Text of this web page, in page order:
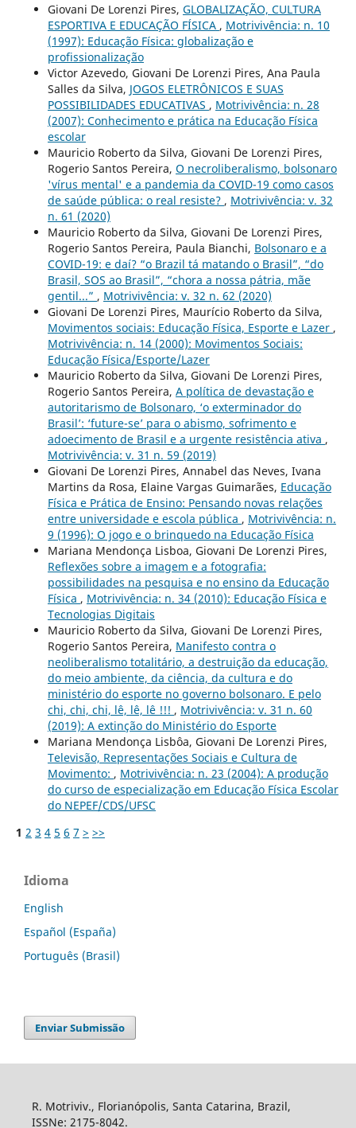
Giovani De Lorenzi Pires, GLOBALIZAÇÃO, CULTURA
ESPORTIVA E EDUCAÇÃO FÍSICA , Motrivivência: n. 10
(1997): Educação Física: globalização e
profissionalização
Victor Azevedo, Giovani De Lorenzi Pires, Ana Paula
Salles da Silva, JOGOS ELETRÔNICOS E SUAS
POSSIBILIDADES EDUCATIVAS , Motrivivência: n. 28
(2007): Conhecimento e prática na Educação Física
escolar
Mauricio Roberto da Silva, Giovani De Lorenzi Pires,
Rogerio Santos Pereira, O necroliberalismo, bolsonaro
'vírus mental' e a pandemia da COVID-19 como casos
de saúde pública: o real resiste? , Motrivivência: v. 32
n. 61 (2020)
Mauricio Roberto da Silva, Giovani De Lorenzi Pires,
Rogerio Santos Pereira, Paula Bianchi, Bolsonaro e a
COVID-19: e daí? “o Brazil tá matando o Brasil”, “do
Brasil, SOS ao Brasil”, “chora a nossa pátria, mãe
gentil...” , Motrivivência: v. 32 n. 62 (2020)
Giovani De Lorenzi Pires, Maurício Roberto da Silva,
Movimentos sociais: Educação Física, Esporte e Lazer ,
Motrivivência: n. 14 (2000): Movimentos Sociais:
Educação Física/Esporte/Lazer
Mauricio Roberto da Silva, Giovani De Lorenzi Pires,
Rogerio Santos Pereira, A política de devastação e
autoritarismo de Bolsonaro, ‘o exterminador do
Brasil’: ‘future-se’ para o abismo, sofrimento e
adoecimento de Brasil e a urgente resistência ativa ,
Motrivivência: v. 31 n. 59 (2019)
Giovani De Lorenzi Pires, Annabel das Neves, Ivana
Martins da Rosa, Elaine Vargas Guimarães, Educação
Física e Prática de Ensino: Pensando novas relações
entre universidade e escola pública , Motrivivência: n.
9 (1996): O jogo e o brinquedo na Educação Física
Mariana Mendonça Lisboa, Giovani De Lorenzi Pires,
Reflexões sobre a imagem e a fotografia:
possibilidades na pesquisa e no ensino da Educação
Física , Motrivivência: n. 34 (2010): Educação Física e
Tecnologias Digitais
Mauricio Roberto da Silva, Giovani De Lorenzi Pires,
Rogerio Santos Pereira, Manifesto contra o
neoliberalismo totalitário, a destruição da educação,
do meio ambiente, da ciência, da cultura e do
ministério do esporte no governo bolsonaro. E pelo
chi, chi, chi, lê, lê, lê !!! , Motrivivência: v. 31 n. 60
(2019): A extinção do Ministério do Esporte
Mariana Mendonça Lisbôa, Giovani De Lorenzi Pires,
Televisão, Representações Sociais e Cultura de
Movimento: , Motrivivência: n. 23 (2004): A produção
do curso de especialização em Educação Física Escolar
do NEPEF/CDS/UFSC
1 2 3 4 5 6 7 > >>
Idioma
English
Español (España)
Português (Brasil)
Enviar Submissão
R. Motriviv., Florianópolis, Santa Catarina, Brazil,
ISSNe: 2175-8042.